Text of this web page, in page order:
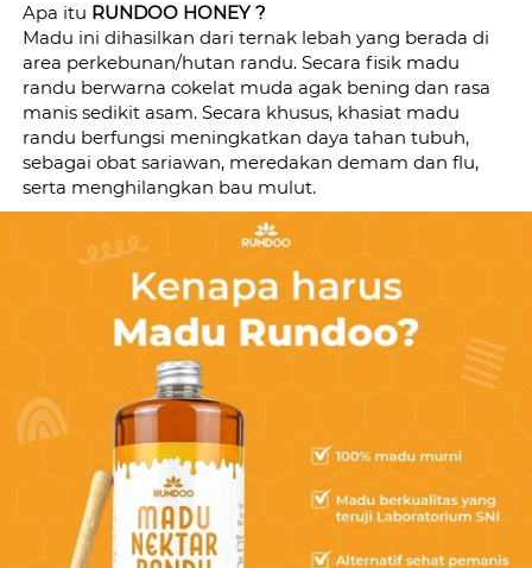
Apa itu RUNDOO HONEY ?
Madu ini dihasilkan dari ternak lebah yang berada di
area perkebunan/hutan randu. Secara fisik madu
randu berwarna cokelat muda agak bening dan rasa
manis sedikit asam. Secara khusus, khasiat madu
randu berfungsi meningkatkan daya tahan tubuh,
sebagai obat sariawan, meredakan demam dan flu,
serta menghilangkan bau mulut.